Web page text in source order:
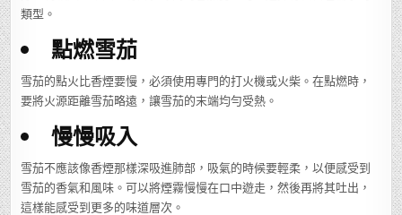
類型。
點燃雪茄
雪茄的點火比香煙要慢，必須使用專門的打火機或火柴。在點燃時，
要將火源距離雪茄略遠，讓雪茄的末端均勻受熱。
慢慢吸入
雪茄不應該像香煙那樣深吸進肺部，吸氣的時候要輕柔，以便感受到
雪茄的香氣和風味。可以將煙霧慢慢在口中遊走，然後再將其吐出，
這樣能感受到更多的味道層次。